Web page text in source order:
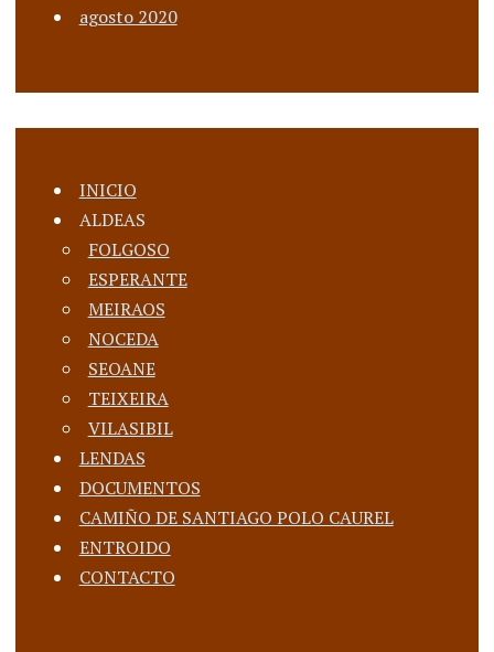
agosto 2020
INICIO
ALDEAS
FOLGOSO
ESPERANTE
MEIRAOS
NOCEDA
SEOANE
TEIXEIRA
VILASIBIL
LENDAS
DOCUMENTOS
CAMIÑO DE SANTIAGO POLO CAUREL
ENTROIDO
CONTACTO